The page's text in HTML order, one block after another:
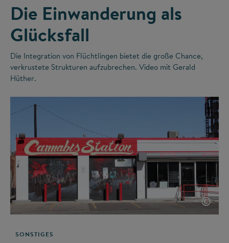
Die Einwanderung als
Glücksfall
Die Integration von Flüchtlingen bietet die große Chance,
verkrustete Strukturen aufzubrechen. Video mit Gerald
Hüther.
©
SONSTIGES